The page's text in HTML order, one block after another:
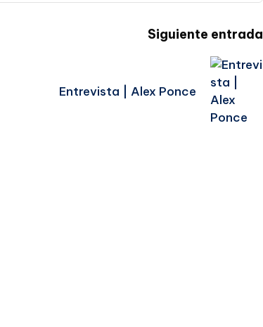
Siguiente entrada
Entrevista | Alex Ponce